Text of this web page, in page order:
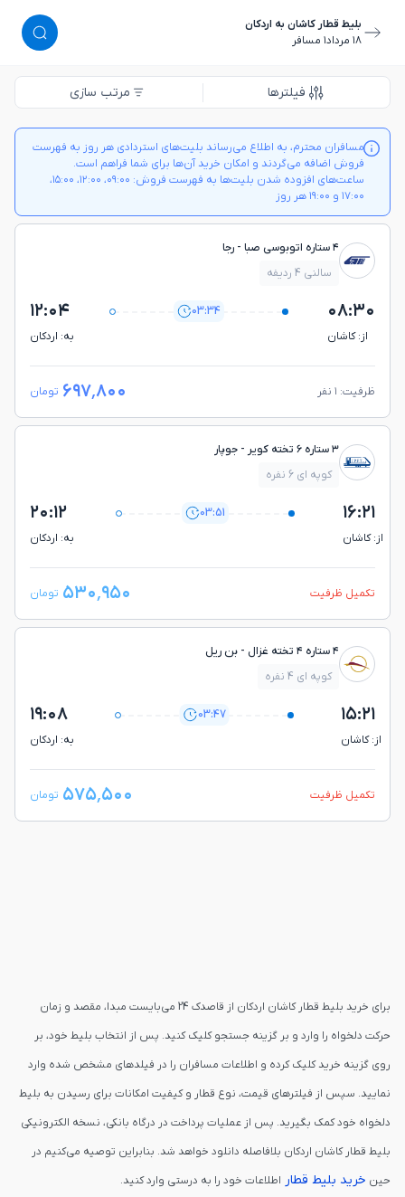
بلیط قطار کاشان به اردکان
١٨ مرداد
١ مسافر
فیلترها مرتب سازی
مسافران محترم، به اطلاع می‌رساند بلیت‌های استردادی هر روز به فهرست
فروش اضافه می‌گردند و امکان خرید آن‌ها برای شما فراهم است.
ساعت‌های افزوده شدن بلیت‌ها به فهرست فروش: ۰۹:۰۰، ۱۲:۰۰، ۱۵:۰۰،
۱۷:۰۰ و ۱۹:۰۰ هر روز
۴ ستاره اتوبوسی صبا - رجا
سالنی 4 ردیفه
۰۸:۳۰
از: كاشان
03:34 ۱۲:۰۴
به: اردكان
ظرفیت: ۱ نفر ۶۹۷٬۸۰۰ تومان
۳ ستاره ۶ تخته کویر - جوپار
کوپه ای 6 نفره
۱۶:۲۱
از: كاشان
03:51 ۲۰:۱۲
به: اردكان
تکمیل ظرفیت ۵۳۰٬۹۵۰ تومان
۴ ستاره ۴ تخته غزال - بن ريل
کوپه ای 4 نفره
۱۵:۲۱
از: كاشان
03:47 ۱۹:۰۸
به: اردكان
تکمیل ظرفیت ۵۷۵٬۵۰۰ تومان
برای خرید بلیط قطار کاشان اردکان از قاصدک 24 می‌بایست مبدا، مقصد و زمان
حرکت دلخواه را وارد و بر گزینه جستجو کلیک کنید. پس از انتخاب بلیط خود، بر
روی گزینه خرید کلیک کرده و اطلاعات مسافران را در فیلدهای مشخص شده وارد
نمایید. سپس از فیلترهای قیمت، نوع قطار و کیفیت امکانات برای رسیدن به بلیط
دلخواه خود کمک بگیرید. پس از عملیات پرداخت در درگاه بانکی، نسخه الکترونیکی
بلیط قطار کاشان اردکان بلافاصله دانلود خواهد شد. بنابراین توصیه می‌کنیم در
حین خرید بلیط قطار اطلاعات خود را به درستی وارد کنید.